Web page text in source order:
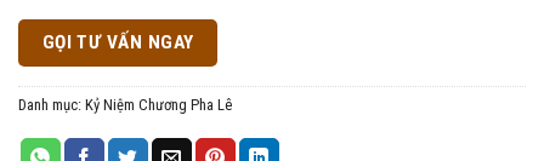
GỌI TƯ VẤN NGAY
Danh mục: Kỷ Niệm Chương Pha Lê